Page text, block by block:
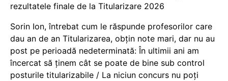
rezultatele finale de la Titularizare 2026
Sorin Ion, întrebat cum le răspunde profesorilor care
dau an de an Titularizarea, obțin note mari, dar nu au
post pe perioadă nedeterminată: În ultimii ani am
încercat să ținem cât se poate de bine sub control
posturile titularizabile / La niciun concurs nu poți